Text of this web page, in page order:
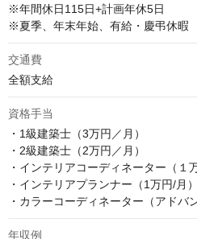
※年間休日115日+計画年休5日
※夏季、年末年始、有給・慶弔休暇
交通費
全額支給
資格手当
・1級建築士（3万円／月）
・2級建築士（2万円／月）
・インテリアコーディネーター（１
・インテリアプランナー（1万円/月）
・カラーコーディネーター（アドバ
年収例